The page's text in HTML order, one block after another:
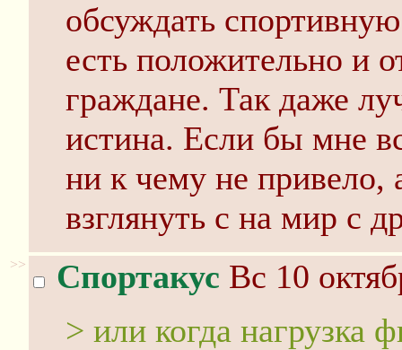
обсуждать
есть положительно и
граждане. Так даже
истина. Если бы мне
ни к чему не привело,
взглянуть с на мир с
>> Спортакус Вс 10
> или когда нагрузка